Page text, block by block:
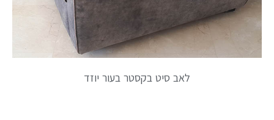
לאב סיט בקסטר בעור יוזד